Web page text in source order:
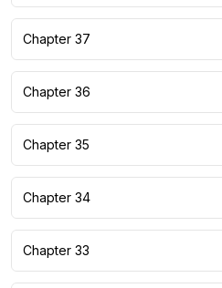
Chapter 37
Chapter 36
Chapter 35
Chapter 34
Chapter 33